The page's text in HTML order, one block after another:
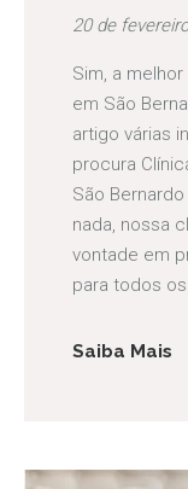
20 de
Sim, a
em São
artigo várias
procura
São
nada, nossa
vontade em
para todos os
Saiba Mais